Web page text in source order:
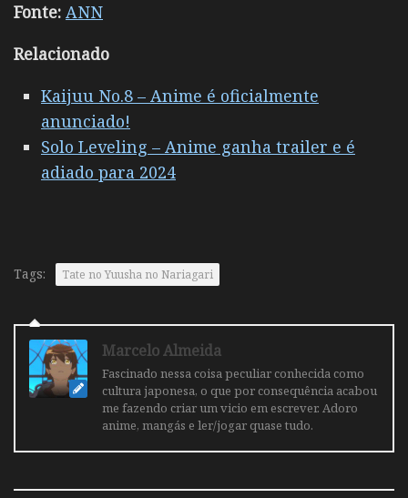
Fonte: ANN
Relacionado
Kaijuu No.8 – Anime é oficialmente
anunciado!
Solo Leveling – Anime ganha trailer e é
adiado para 2024
Tags: Tate no Yuusha no Nariagari
Marcelo Almeida
Fascinado nessa coisa peculiar conhecida como
cultura japonesa, o que por consequência acabou
me fazendo criar um vicio em escrever. Adoro
anime, mangás e ler/jogar quase tudo.